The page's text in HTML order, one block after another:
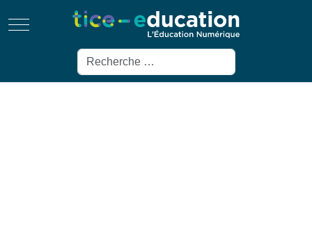
Mobile Menu Toggle
Rechercher